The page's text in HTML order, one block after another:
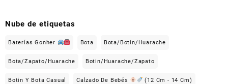
Nube de etiquetas
Baterías Gonher Bota Bota/Botin/Huarache
Bota/Zapato/Huarache Botin/Huarache/Zapato
Botin Y Bota Casual Calzado De Bebés (12 Cm - 14 Cm)